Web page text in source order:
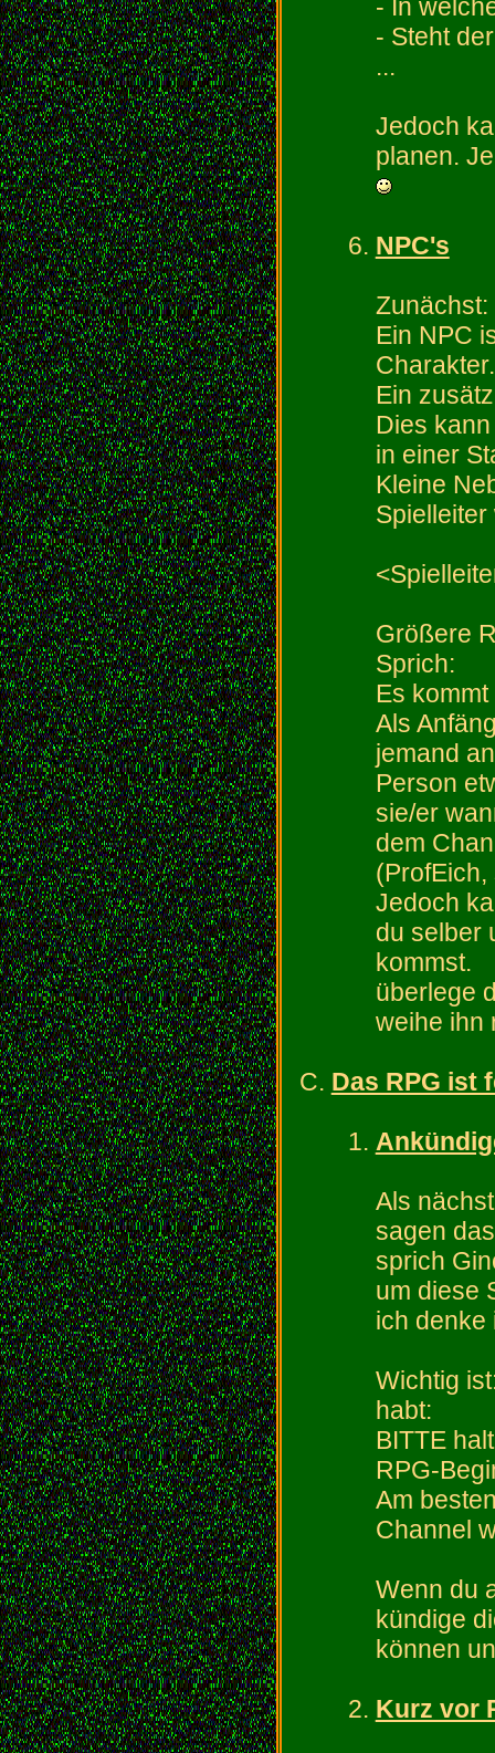
- In
- Steht
...
Jedoch
planen.
NPC's
Ein NPC
Charakter.
Ein
Dies
in einer
Kleine
Größere
Sprich:
Es
Als
jemand
Person
sie/er
dem
Jedoch
du selber
kommst.
überlege
weihe ihn
Das RPG ist
Als
sagen
sprich
um diese
ich
Wichtig
habt:
BITTE
RPG-
Am
Channel
Wenn du
kündige
können
Kurz vor